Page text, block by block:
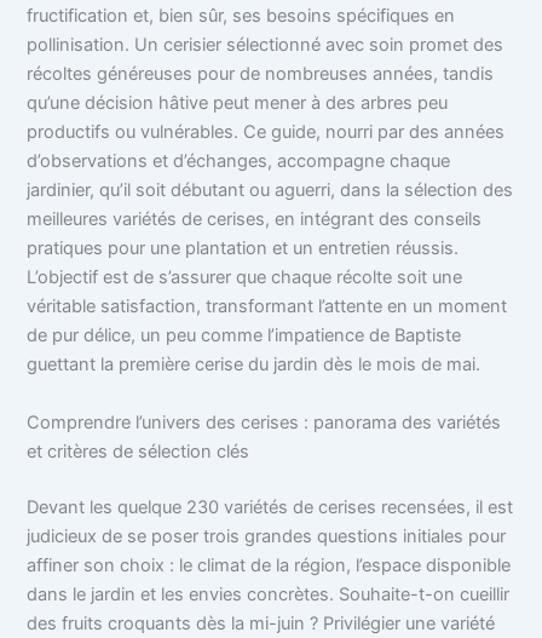
fructification et, bien sûr, ses besoins spécifiques en
pollinisation. Un cerisier sélectionné avec soin promet des
récoltes généreuses pour de nombreuses années, tandis
qu’une décision hâtive peut mener à des arbres peu
productifs ou vulnérables. Ce guide, nourri par des années
d’observations et d’échanges, accompagne chaque
jardinier, qu’il soit débutant ou aguerri, dans la sélection des
meilleures variétés de cerises, en intégrant des conseils
pratiques pour une plantation et un entretien réussis.
L’objectif est de s’assurer que chaque récolte soit une
véritable satisfaction, transformant l’attente en un moment
de pur délice, un peu comme l’impatience de Baptiste
guettant la première cerise du jardin dès le mois de mai.
Comprendre l’univers des cerises : panorama des variétés
et critères de sélection clés
Devant les quelque 230 variétés de cerises recensées, il est
judicieux de se poser trois grandes questions initiales pour
affiner son choix : le climat de la région, l’espace disponible
dans le jardin et les envies concrètes. Souhaite-t-on cueillir
des fruits croquants dès la mi-juin ? Privilégier une variété